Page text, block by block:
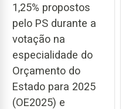
1,25% propostos
pelo PS durante a
votação na
especialidade do
Orçamento do
Estado para 2025
(OE2025) e